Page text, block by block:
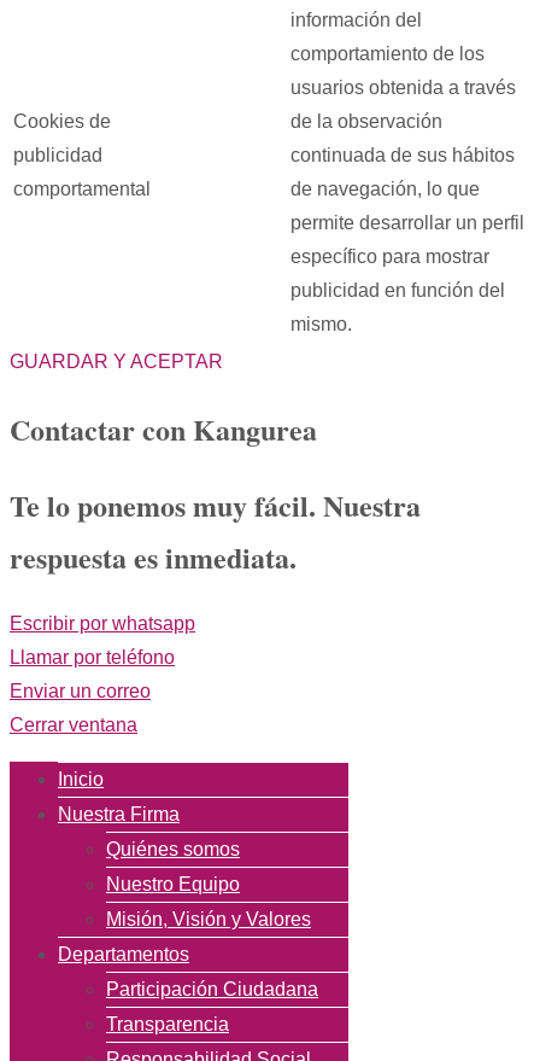
Cookies de
publicidad
comportamental
información del
comportamiento de los
usuarios obtenida a través
de la observación
continuada de sus hábitos
de navegación, lo que
permite desarrollar un perfil
específico para mostrar
publicidad en función del
mismo.
GUARDAR Y ACEPTAR
Contactar con Kangurea
Te lo ponemos muy fácil. Nuestra
respuesta es inmediata.
Escribir por whatsapp
Llamar por teléfono
Enviar un correo
Cerrar ventana
Inicio
Nuestra Firma
Quiénes somos
Nuestro Equipo
Misión, Visión y Valores
Departamentos
Participación Ciudadana
Transparencia